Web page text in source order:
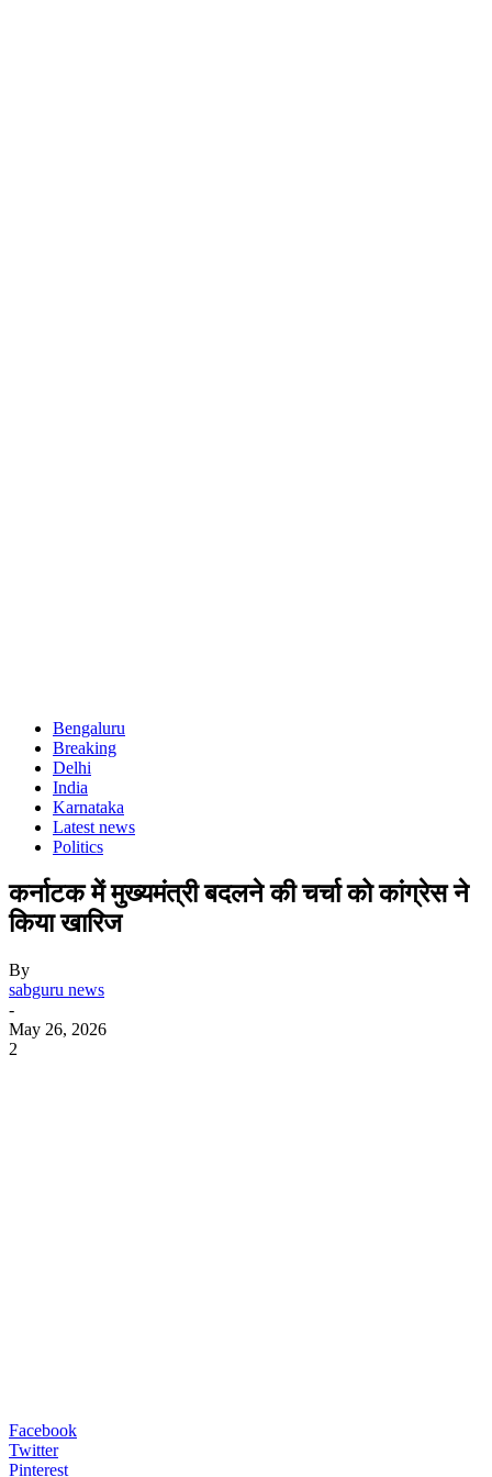
Bengaluru
Breaking
Delhi
India
Karnataka
Latest news
Politics
कर्नाटक में मुख्यमंत्री बदलने की चर्चा को कांग्रेस ने
किया खारिज
By
sabguru news
-
May 26, 2026
2
Facebook
Twitter
Pinterest